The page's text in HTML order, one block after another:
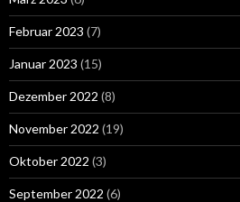
Februar 2023 (7)
Januar 2023 (15)
Dezember 2022 (8)
November 2022 (19)
Oktober 2022 (3)
September 2022 (6)